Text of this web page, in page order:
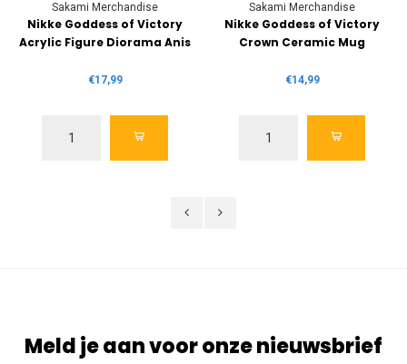
Sakami Merchandise
Nikke Goddess of Victory
Acrylic Figure Diorama Anis
€17,99
Sakami Merchandise
Nikke Goddess of Victory
Crown Ceramic Mug
€14,99
Meld je aan voor onze nieuwsbrief